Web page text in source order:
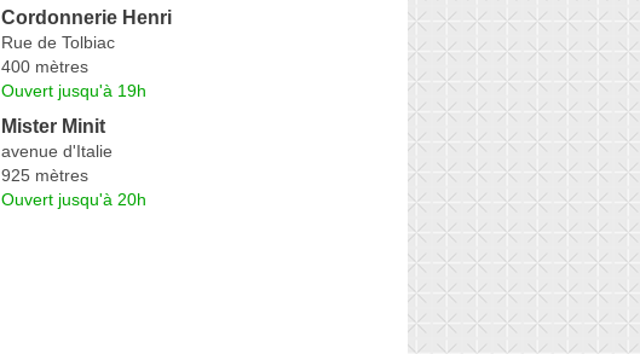
Cordonnerie Henri
Rue de Tolbiac
400 mètres
Ouvert jusqu'à 19h
Mister Minit
avenue d'Italie
925 mètres
Ouvert jusqu'à 20h